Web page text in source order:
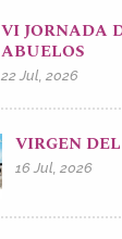
VI JORNADA
ABUELOS
22 Jul, 2026
VIRGEN
16 Jul, 2026